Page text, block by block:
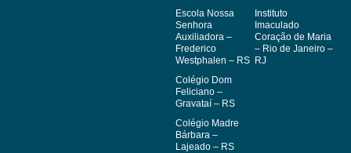
Escola Nossa
Senhora
Auxiliadora –
Frederico
Westphalen – RS
Colégio Dom
Feliciano –
Gravataí – RS
Colégio Madre
Bárbara –
Lajeado – RS
Instituto
Imaculado
Coração de Maria
– Rio de Janeiro –
RJ